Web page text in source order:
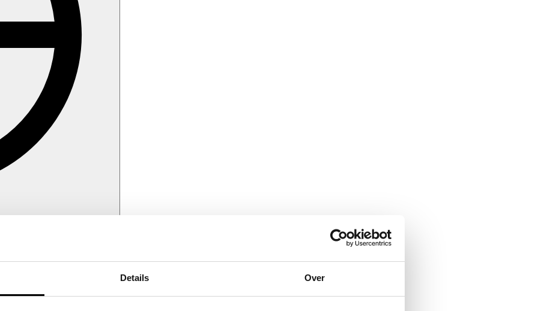
Details Over